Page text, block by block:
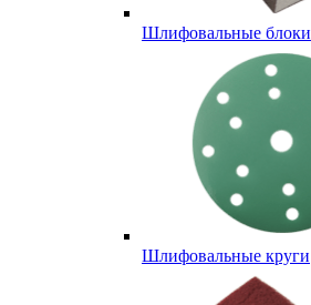
Шлифовальные блоки
Шлифовальные круги